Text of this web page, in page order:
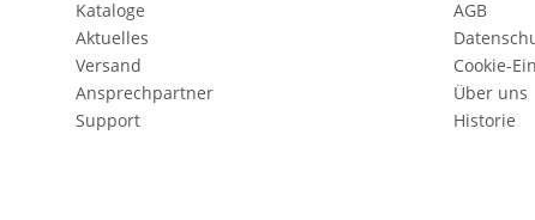
Kataloge
Aktuelles
Versand
Ansprechpartner
Support
AGB
Cookie-
Über uns
Historie